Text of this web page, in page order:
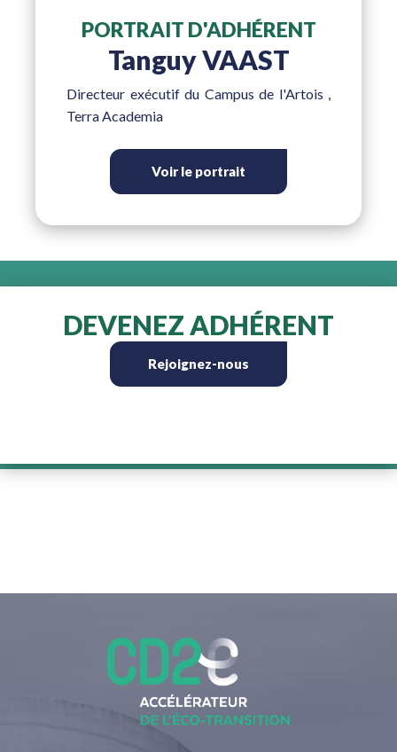
PORTRAIT D'ADHÉRENT
Tanguy VAAST
Directeur exécutif du Campus de l'Artois ,
Terra Academia
Voir le portrait
DEVENEZ ADHÉRENT
Rejoignez-nous